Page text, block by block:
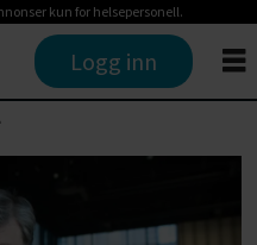
kun for helsepersonell.
Logg inn